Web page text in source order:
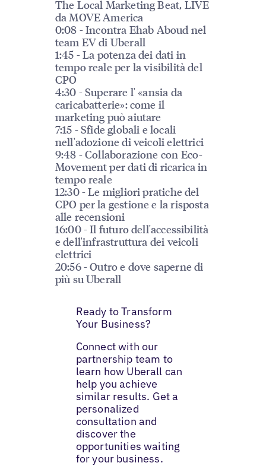
The Local Marketing Beat, LIVE
da MOVE America
0:08 - Incontra Ehab Aboud nel
team EV di Uberall
1:45 - La potenza dei dati in
tempo reale per la visibilità del
CPO
4:30 - Superare l' «ansia da
caricabatterie»: come il
marketing può aiutare
7:15 - Sfide globali e locali
nell'adozione di veicoli elettrici
9:48 - Collaborazione con Eco-
Movement per dati di ricarica in
tempo reale
12:30 - Le migliori pratiche del
CPO per la gestione e la risposta
alle recensioni
16:00 - Il futuro dell'accessibilità
e dell'infrastruttura dei veicoli
elettrici
20:56 - Outro e dove saperne di
più su Uberall
Ready to Transform
Your Business?
Connect with our
partnership team to
learn how Uberall can
help you achieve
similar results. Get a
personalized
consultation and
discover the
opportunities waiting
for your business.